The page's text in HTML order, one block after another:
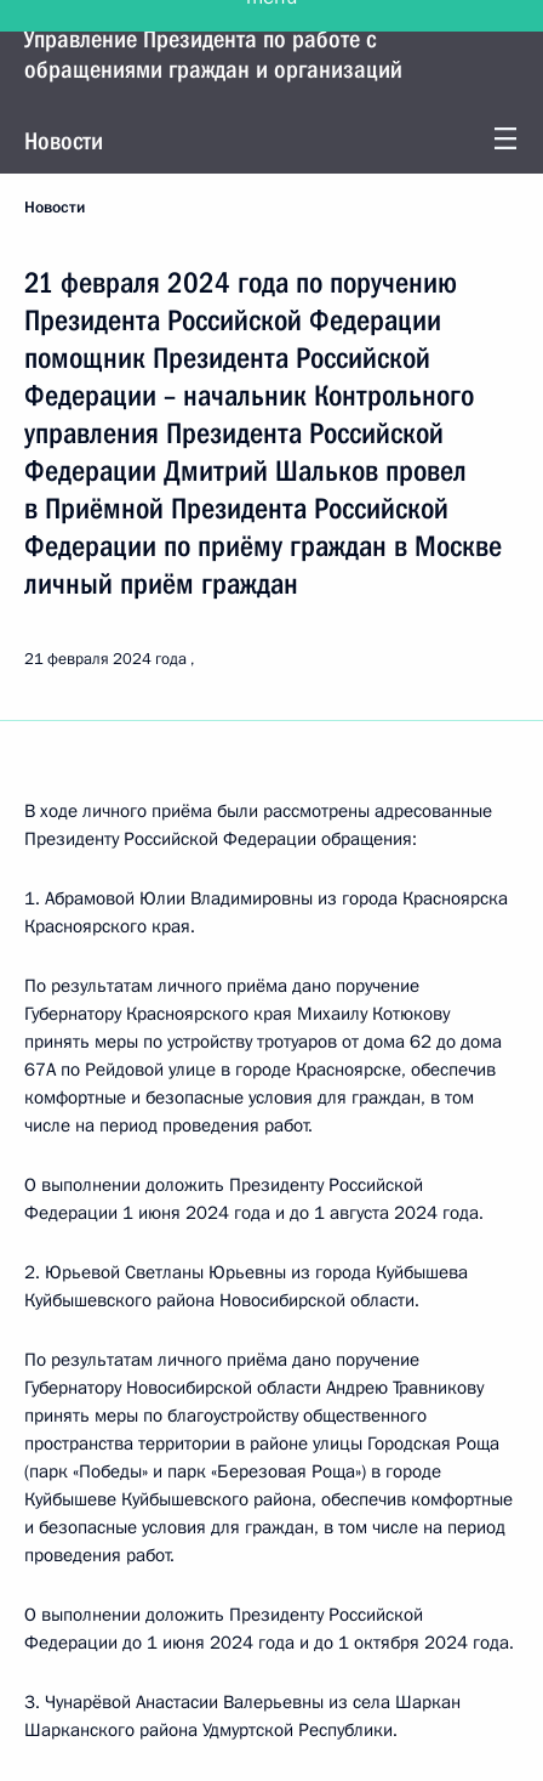
Управление Президента по работе с
обращениями граждан и организаций
Новости
Новости
21 февраля 2024 года по поручению
Президента Российской Федерации
помощник Президента Российской
Федерации – начальник Контрольного
управления Президента Российской
Федерации Дмитрий Шальков провел
в Приёмной Президента Российской
Федерации по приёму граждан в Москве
личный приём граждан
21 февраля 2024 года
В ходе личного приёма были рассмотрены адресованные
Президенту Российской Федерации обращения:
1. Абрамовой Юлии Владимировны из города Красноярска
Красноярского края.
По результатам личного приёма дано поручение
Губернатору Красноярского края Михаилу Котюкову
принять меры по устройству тротуаров от дома 62 до дома
67А по Рейдовой улице в городе Красноярске, обеспечив
комфортные и безопасные условия для граждан, в том
числе на период проведения работ.
О выполнении доложить Президенту Российской
Федерации 1 июня 2024 года и до 1 августа 2024 года.
2. Юрьевой Светланы Юрьевны из города Куйбышева
Куйбышевского района Новосибирской области.
По результатам личного приёма дано поручение
Губернатору Новосибирской области Андрею Травникову
принять меры по благоустройству общественного
пространства территории в районе улицы Городская Роща
(парк «Победы» и парк «Березовая Роща») в городе
Куйбышеве Куйбышевского района, обеспечив комфортные
и безопасные условия для граждан, в том числе на период
проведения работ.
О выполнении доложить Президенту Российской
Федерации до 1 июня 2024 года и до 1 октября 2024 года.
3. Чунарёвой Анастасии Валерьевны из села Шаркан
Шарканского района Удмуртской Республики.